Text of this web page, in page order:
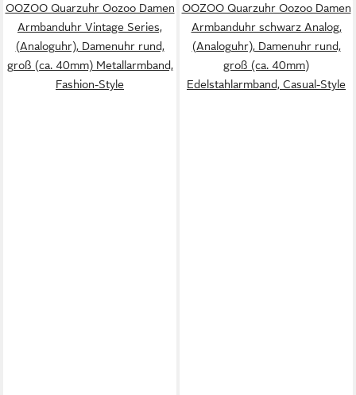
OOZOO Quarzuhr Oozoo Damen
Armbanduhr Vintage Series,
(Analoguhr), Damenuhr rund,
groß (ca. 40mm) Metallarmband,
Fashion-Style
OOZOO Quarzuhr Oozoo Damen
Armbanduhr schwarz Analog,
(Analoguhr), Damenuhr rund,
groß (ca. 40mm)
Edelstahlarmband, Casual-Style